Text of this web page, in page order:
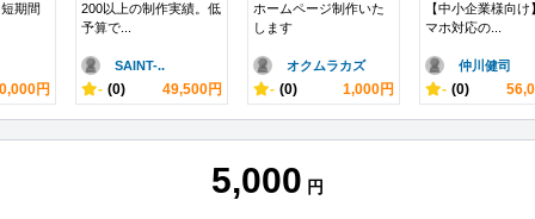
期間
円
200以上の制作実績。低
予算で...
SAINT-..
- (0) 49,500円
ホームページ制作いた
します
オクムラカズ
- (0) 1,000円
【中小企業様向け
マホ対応の...
仲川健司
- (0)
5,000 円